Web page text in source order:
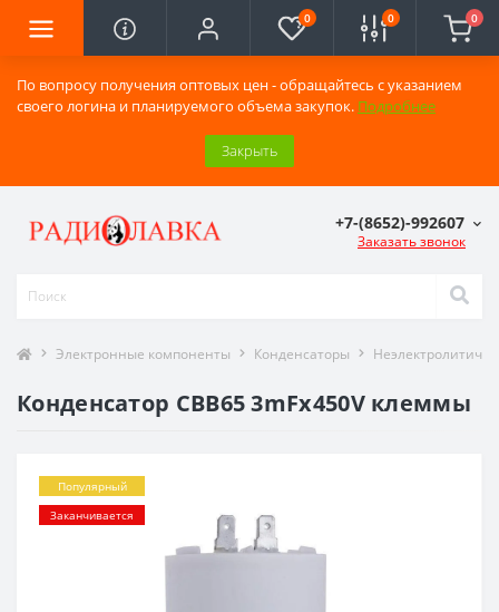
По вопросу получения оптовых цен - обращайтесь с указанием
своего логина и планируемого объема закупок. Подробнее
Закрыть
0 0 0
+7-(8652)-992607
Заказать звонок
Электронные компоненты Конденсаторы
Конденсатор CBB65 3mFx450V клеммы
Популярный
Заканчивается